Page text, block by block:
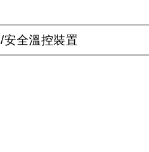
全溫控裝置